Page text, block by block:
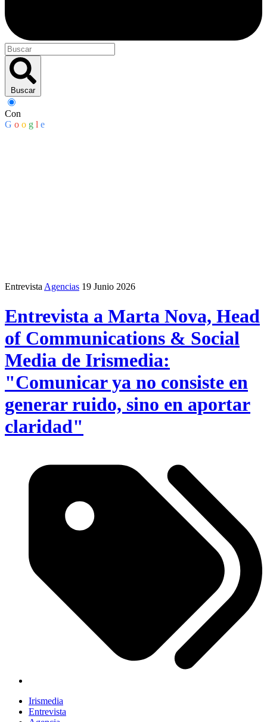
Buscar
Con
G o o g l e
Entrevista Agencias 19 Junio 2026
Entrevista a Marta Nova, Head
of Communications & Social
Media de Irismedia:
"Comunicar ya no consiste en
generar ruido, sino en aportar
claridad"
Irismedia
Entrevista